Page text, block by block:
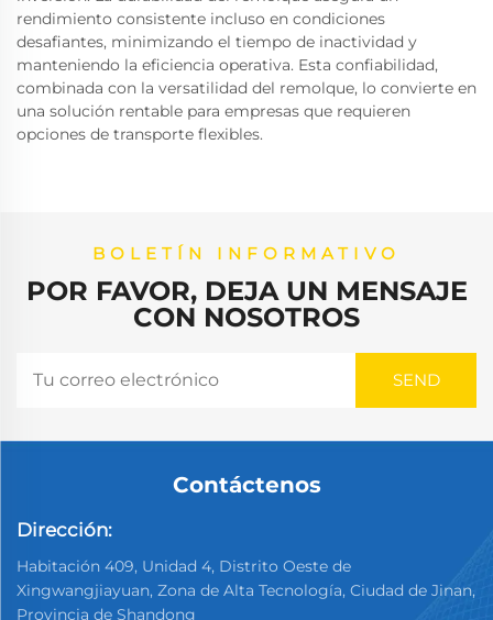
rendimiento consistente incluso en condiciones
desafiantes, minimizando el tiempo de inactividad y
manteniendo la eficiencia operativa. Esta confiabilidad,
combinada con la versatilidad del remolque, lo convierte en
una solución rentable para empresas que requieren
opciones de transporte flexibles.
BOLETÍN INFORMATIVO
POR FAVOR, DEJA UN MENSAJE
CON NOSOTROS
Contáctenos
Dirección:
Habitación 409, Unidad 4, Distrito Oeste de
Xingwangjiayuan, Zona de Alta Tecnología, Ciudad de Jinan,
Provincia de Shandong